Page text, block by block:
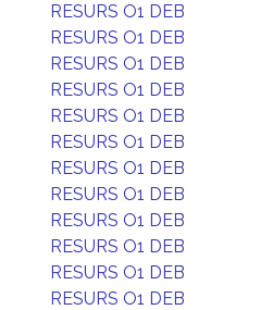
RESURS O1 DEB
RESURS O1 DEB
RESURS O1 DEB
RESURS O1 DEB
RESURS O1 DEB
RESURS O1 DEB
RESURS O1 DEB
RESURS O1 DEB
RESURS O1 DEB
RESURS O1 DEB
RESURS O1 DEB
RESURS O1 DEB